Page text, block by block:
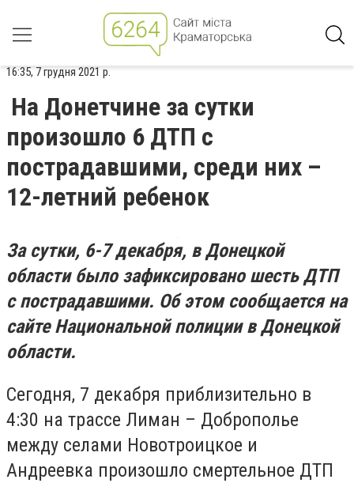
16:35, 7 грудня 2021 р.
На Донетчине за сутки
произошло 6 ДТП с
пострадавшими, среди них –
12-летний ребенок
За сутки, 6-7 декабря, в Донецкой
области было зафиксировано шесть ДТП
с пострадавшими. Об этом сообщается на
сайте Национальной полиции в Донецкой
области.
Сегодня, 7 декабря приблизительно в
4:30 на трассе Лиман – Доброполье
между селами Новотроицкое и
Андреевка произошло смертельное ДТП